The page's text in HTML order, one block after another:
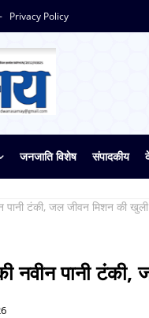
Privacy Policy
जनजाति विशेष संपादकीय
पानी टंकी, जल जीवन मिशन की
नवीन पानी